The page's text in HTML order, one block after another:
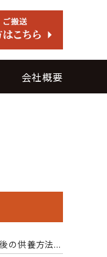
会社概要
の供養方法...